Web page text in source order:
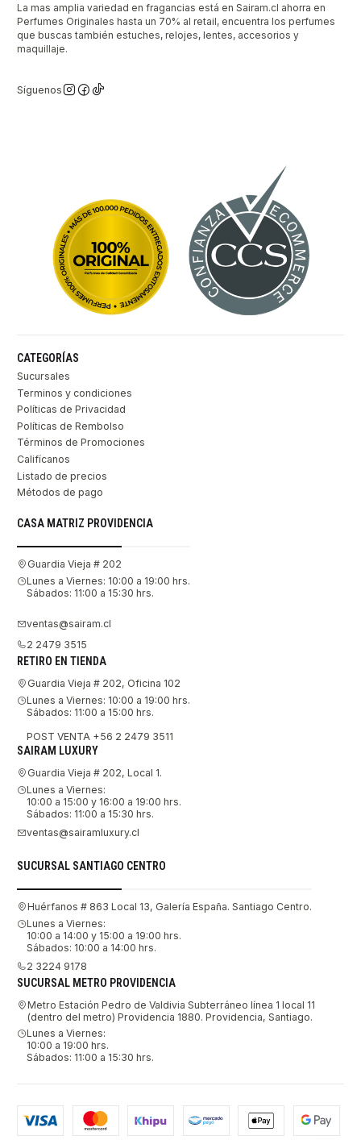
La mas amplia variedad en fragancias está en Sairam.cl ahorra en
Perfumes Originales hasta un 70% al retail, encuentra los perfumes
que buscas también estuches, relojes, lentes, accesorios y
maquillaje.
Síguenos
CATEGORÍAS
Sucursales
Terminos y condiciones
Políticas de Privacidad
Políticas de Rembolso
Términos de Promociones
Califícanos
Listado de precios
Métodos de pago
CASA MATRIZ PROVIDENCIA
Guardia Vieja # 202
Lunes a Viernes: 10:00 a 19:00 hrs.
Sábados: 11:00 a 15:30 hrs.
ventas@sairam.cl
2 2479 3515
RETIRO EN TIENDA
Guardia Vieja # 202, Oficina 102
Lunes a Viernes: 10:00 a 19:00 hrs.
Sábados: 11:00 a 15:00 hrs.
POST VENTA +56 2 2479 3511
SAIRAM LUXURY
Guardia Vieja # 202, Local 1.
Lunes a Viernes:
10:00 a 15:00 y 16:00 a 19:00 hrs.
Sábados: 11:00 a 15:30 hrs.
ventas@sairamluxury.cl
SUCURSAL SANTIAGO CENTRO
Huérfanos # 863 Local 13, Galería España. Santiago Centro.
Lunes a Viernes:
10:00 a 14:00 y 15:00 a 19:00 hrs.
Sábados: 10:00 a 14:00 hrs.
2 3224 9178
SUCURSAL METRO PROVIDENCIA
Metro Estación Pedro de Valdivia Subterráneo línea 1 local 11
(dentro del metro) Providencia 1880. Providencia, Santiago.
Lunes a Viernes:
10:00 a 19:00 hrs.
Sábados: 11:00 a 15:30 hrs.